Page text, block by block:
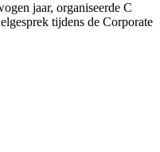
jaar, organiseerde C
tijdens de Corporate